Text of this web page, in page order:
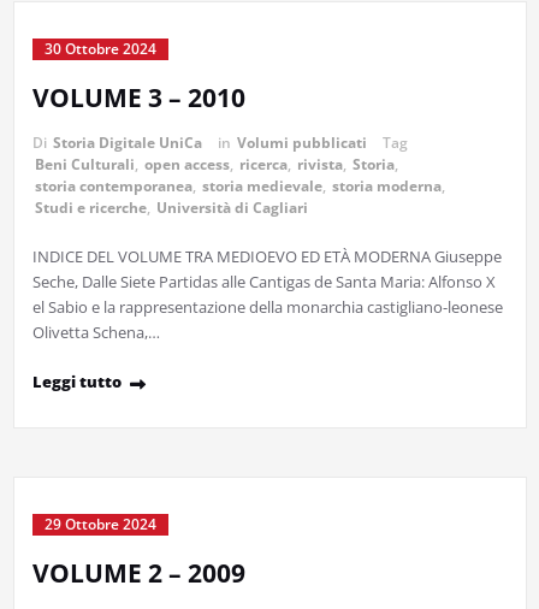
30 Ottobre 2024
VOLUME 3 – 2010
Di Storia Digitale UniCa in Volumi pubblicati
Tag
Beni Culturali, open access, ricerca, rivista, Storia,
storia contemporanea, storia medievale, storia moderna,
Studi e ricerche, Università di Cagliari
INDICE DEL VOLUME TRA MEDIOEVO ED ETÀ MODERNA Giuseppe
Seche, Dalle Siete Partidas alle Cantigas de Santa Maria: Alfonso X
el Sabio e la rappresentazione della monarchia castigliano-leonese
Olivetta Schena,…
Leggi tutto
29 Ottobre 2024
VOLUME 2 – 2009